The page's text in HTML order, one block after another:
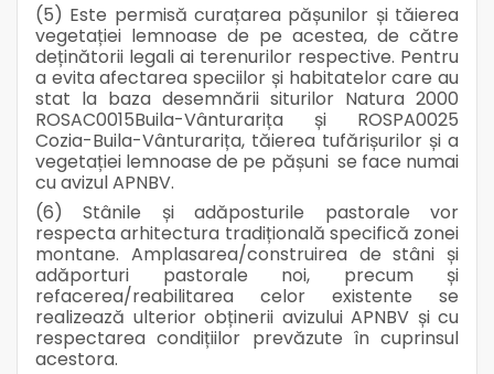
(5) Este permisă curațarea pășunilor și tăierea
vegetației lemnoase de pe acestea, de către
deținătorii legali ai terenurilor respective. Pentru
a evita afectarea speciilor și habitatelor care au
stat la baza desemnării siturilor Natura 2000
ROSAC0015Buila-Vânturarița și ROSPA0025
Cozia-Buila-Vânturarița, tăierea tufărișurilor și a
vegetației lemnoase de pe pășuni se face numai
cu avizul APNBV.
(6) Stânile și adăposturile pastorale vor
respecta arhitectura tradițională specifică zonei
montane. Amplasarea/construirea de stâni și
adăporturi pastorale noi, precum și
refacerea/reabilitarea celor existente se
realizează ulterior obținerii avizului APNBV și cu
respectarea condițiilor prevăzute în cuprinsul
acestora.